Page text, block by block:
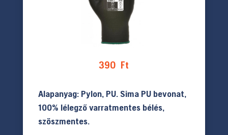
390 Ft
Alapanyag: Pylon, PU. Sima PU bevonat,
100% lélegző varratmentes bélés,
szöszmentes.